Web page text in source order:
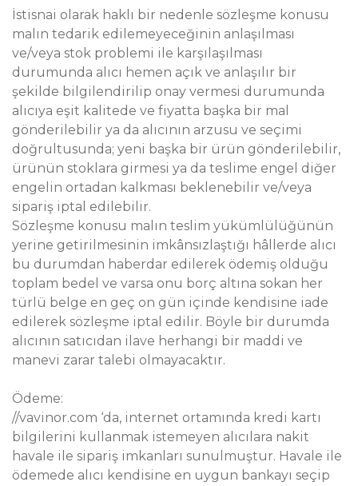
İstisnai olarak haklı bir nedenle sözleşme konusu
malın tedarik edilemeyeceğinin anlaşılması
ve/veya stok problemi ile karşılaşılması
durumunda alıcı hemen açık ve anlaşılır bir
şekilde bilgilendirilip onay vermesi durumunda
alıcıya eşit kalitede ve fiyatta başka bir mal
gönderilebilir ya da alıcının arzusu ve seçimi
doğrultusunda; yeni başka bir ürün gönderilebilir,
ürünün stoklara girmesi ya da teslime engel diğer
engelin ortadan kalkması beklenebilir ve/veya
sipariş iptal edilebilir.
Sözleşme konusu malın teslim yükümlülüğünün
yerine getirilmesinin imkânsızlaştığı hâllerde alıcı
bu durumdan haberdar edilerek ödemiş olduğu
toplam bedel ve varsa onu borç altına sokan her
türlü belge en geç on gün içinde kendisine iade
edilerek sözleşme iptal edilir. Böyle bir durumda
alıcının satıcıdan ilave herhangi bir maddi ve
manevi zarar talebi olmayacaktır.
Ödeme:
//vavinor.com ‘da, internet ortamında kredi kartı
bilgilerini kullanmak istemeyen alıcılara nakit
havale ile sipariş imkanları sunulmuştur. Havale ile
ödemede alıcı kendisine en uygun bankayı seçip